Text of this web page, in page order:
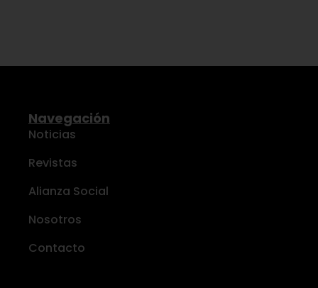
Navegación
Noticias
Revistas
Alianza Social
Nosotros
Contacto